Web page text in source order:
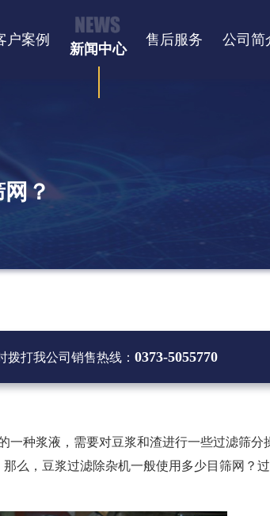
户案例
新闻中心
售后服务 公司简
？
拨打我公司销售热线： 0373-5055770
一种浆液，需要对豆浆和渣进行一些过滤筛分
么，豆浆过滤除杂机一般使用多少目筛网？